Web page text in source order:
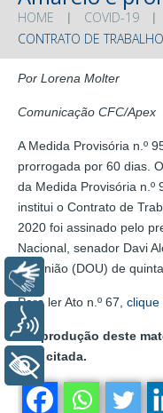
HOME COVID-19
CONTRATO DE
Por Lorena Molter
Comunicação CFC/Apex
A Medida Provisória n.º
prorrogada por 60 dias.
da Medida Provisória n.º
institui o Contrato de
2020 foi assinado pelo
Nacional, senador Davi
da União (DOU) de
Para ler Ato n.º 67, clique
A reprodução deste
seja citada.
Libras
+ Acessibilidade